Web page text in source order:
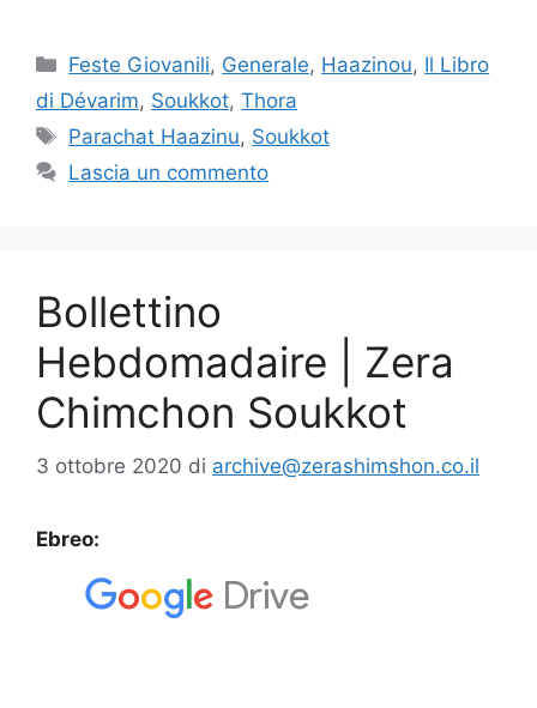
Feste Giovanili, Generale, Haazinou, Il Libro
di Dévarim, Soukkot, Thora
Parachat Haazinu, Soukkot
Lascia un commento
Bollettino
Hebdomadaire | Zera
Chimchon Soukkot
3 ottobre 2020 di archive@zerashimshon.co.il
Ebreo: